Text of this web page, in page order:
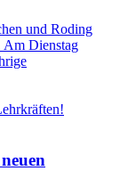
und Roding
Am Dienstag